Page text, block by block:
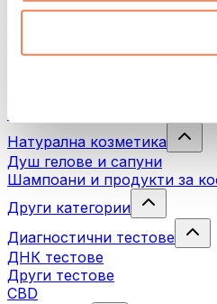
Биохакинг
Филтри и кани за вода
Натурална козметика
Душ гелове и сапуни
Шампоани и продукти за
Други категории
Диагностични тестове
ДНК тестове
Други тестове
CBD